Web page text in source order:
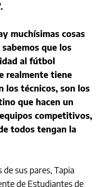
muchísimas cosas
que los
al fútbol
realmente tiene
los técnicos, son los
que hacen un
competitivos,
todos tengan la
sus pares, Tapia
de Estudiantes de